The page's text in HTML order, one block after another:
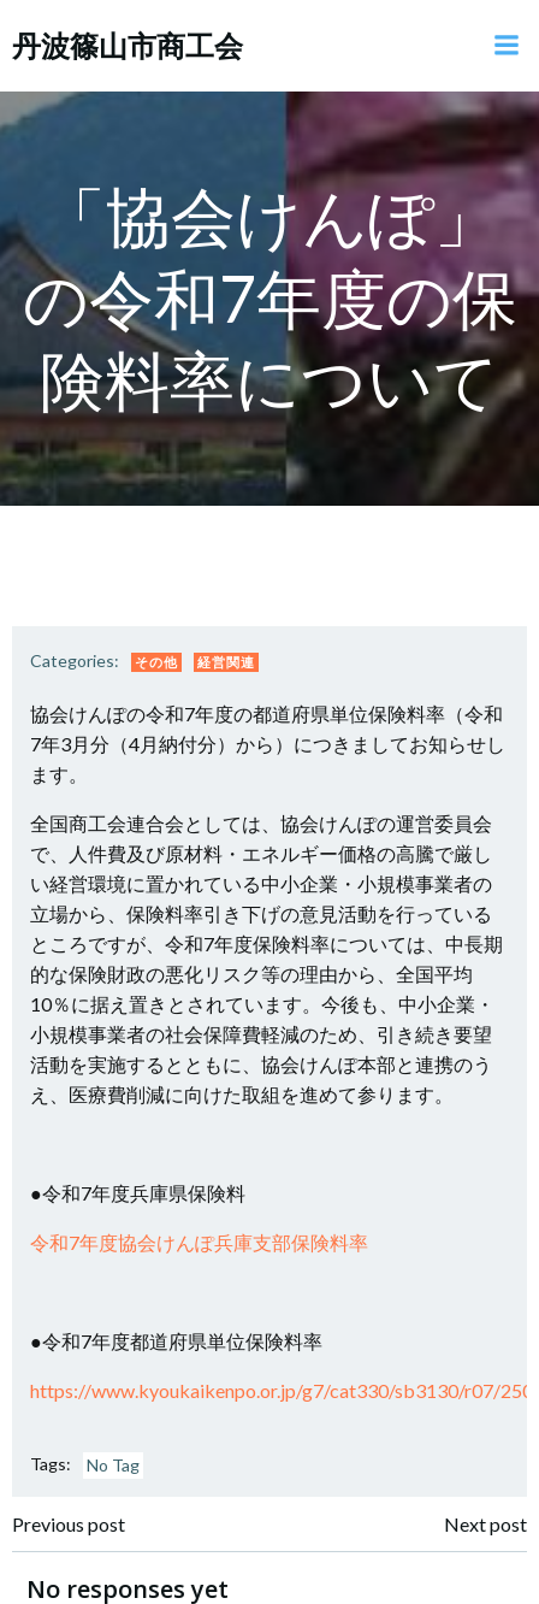
ン
キ
ッ
プ
丹波篠山市商工会
「協会けんぽ」
の令和7年度の保
険料率について
Categories: その他 経営関連
協会けんぽの令和7年度の都道府県単位保険料率（令和
7年3月分（4月納付分）から）につきましてお知らせし
ます。
全国商工会連合会としては、協会けんぽの運営委員会
で、人件費及び原材料・エネルギー価格の高騰で厳し
い経営環境に置かれている中小企業・小規模事業者の
立場から、保険料率引き下げの意見活動を行っている
ところですが、令和7年度保険料率については、中長期
的な保険財政の悪化リスク等の理由から、全国平均
10％に据え置きとされています。今後も、中小企業・
小規模事業者の社会保障費軽減のため、引き続き要望
活動を実施するとともに、協会けんぽ本部と連携のう
え、医療費削減に向けた取組を進めて参ります。
●令和7年度兵庫県保険料
令和7年度協会けんぽ兵庫支部保険料率
●令和7年度都道府県単位保険料率
https://www.kyoukaikenpo.or.jp/g7/cat330/sb3130/r07/
Tags: No Tag
投
稿
Previous post Next post
No responses yet